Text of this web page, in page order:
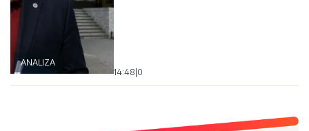
ANALIZA
14:48 0